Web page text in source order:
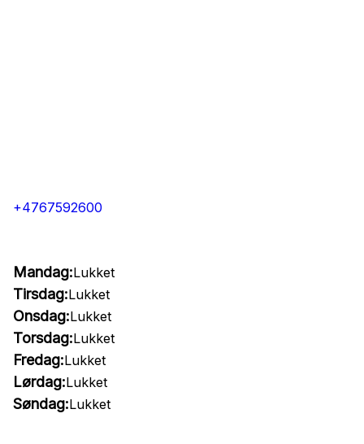
+4767592600
Mandag:Lukket
Tirsdag:Lukket
Onsdag:Lukket
Torsdag:Lukket
Fredag:Lukket
Lørdag:Lukket
Søndag:Lukket